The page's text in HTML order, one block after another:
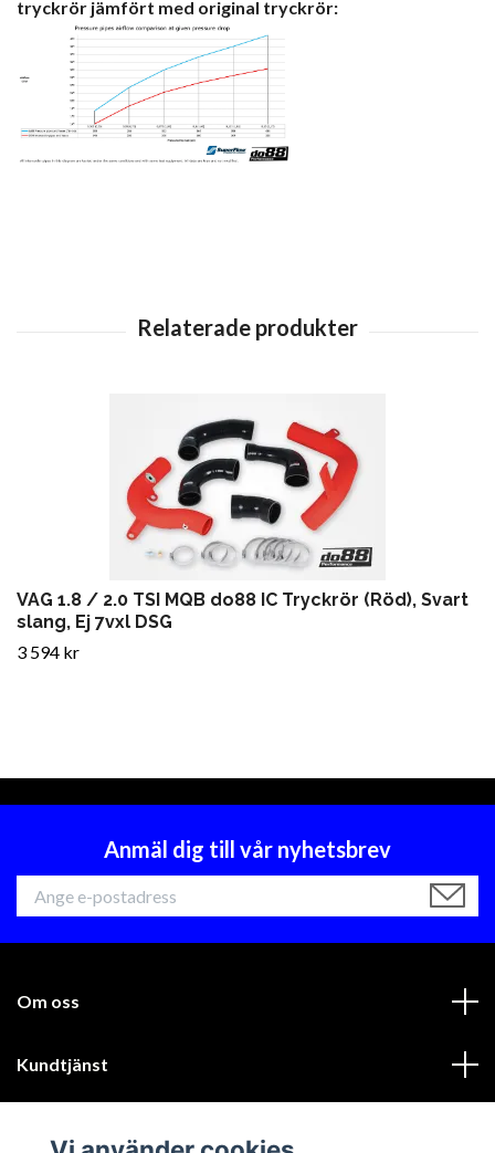
tryckrör jämfört med original tryckrör:
VAG 1.8 / 2.0 TSI MQB do88 IC Tryckrör (Röd), Svart
slang, Ej 7vxl DSG
3 594 kr
Anmäl dig till vår nyhetsbrev
Om oss
Kundtjänst